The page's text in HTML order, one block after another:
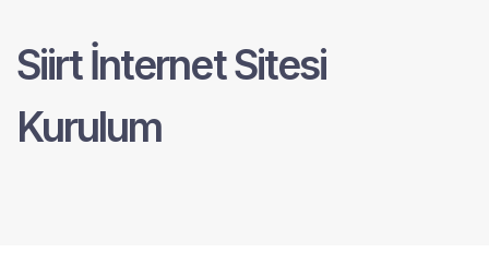
Siirt İnternet Sitesi
Kurulum